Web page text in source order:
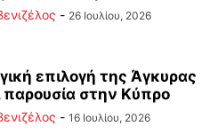
- 26 Ιουλίου, 2026
επιλογή της Άγκυρας
παρουσία στην Κύπρο
- 16 Ιουλίου, 2026